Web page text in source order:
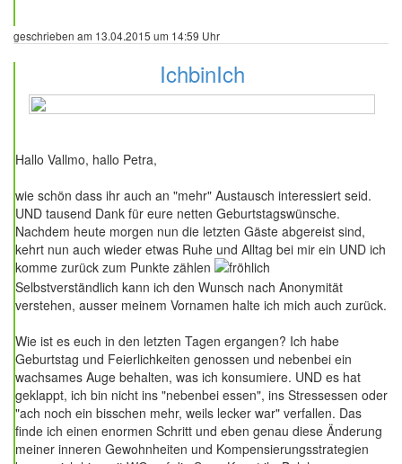
geschrieben am 13.04.2015 um 14:59 Uhr
IchbinIch
Hallo Vallmo, hallo Petra,
wie schön dass ihr auch an "mehr" Austausch interessiert seid.
UND tausend Dank für eure netten Geburtstagswünsche.
Nachdem heute morgen nun die letzten Gäste abgereist sind,
kehrt nun auch wieder etwas Ruhe und Alltag bei mir ein UND ich
komme zurück zum Punkte zählen
Selbstverständlich kann ich den Wunsch nach Anonymität
verstehen, ausser meinem Vornamen halte ich mich auch zurück.
Wie ist es euch in den letzten Tagen ergangen? Ich habe
Geburtstag und Feierlichkeiten genossen und nebenbei ein
wachsames Auge behalten, was ich konsumiere. UND es hat
geklappt, ich bin nicht ins "nebenbei essen", ins Stressessen oder
"ach noch ein bisschen mehr, weils lecker war" verfallen. Das
finde ich einen enormen Schritt und eben genau diese Änderung
meiner inneren Gewohnheiten und Kompensierungsstrategien